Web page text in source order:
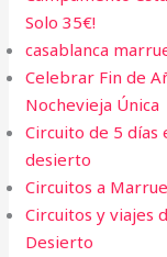
Solo 35€!
casablanca
Celebrar Fin de
Nochevieja Única
Circuito de 5 días
desierto
Circuitos a
Circuitos y viajes
Desierto